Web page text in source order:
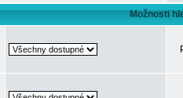
Možnosti